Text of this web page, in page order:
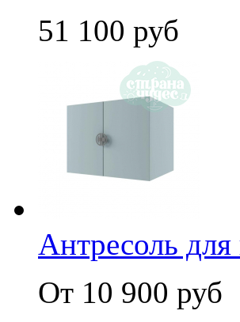
51 100 руб
Антресоль
От 10 900 руб